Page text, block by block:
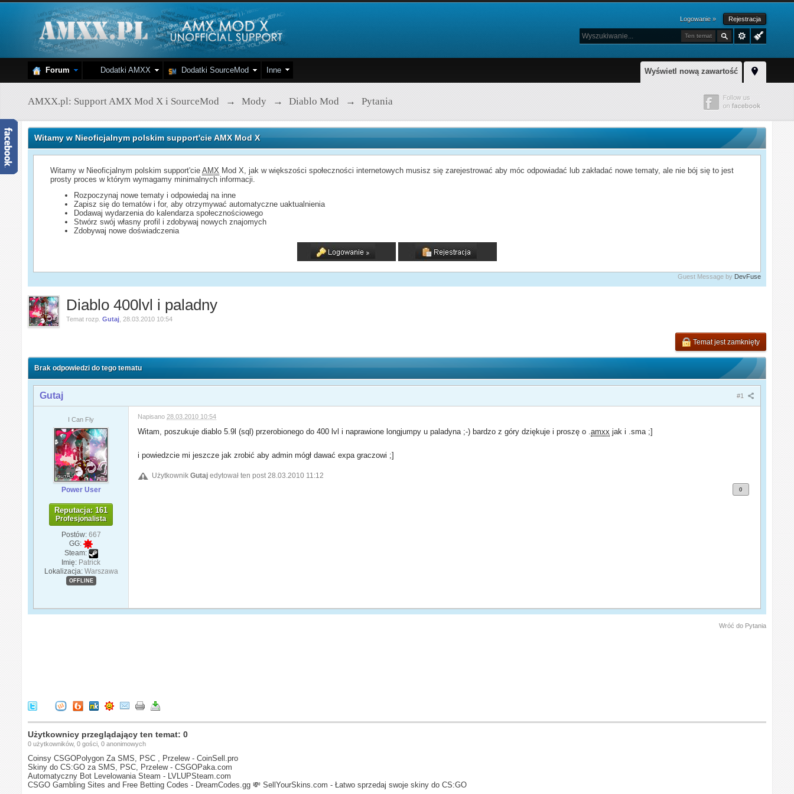
Logowanie » Rejestracja
Ten temat
Wyświetl nową zawartość
Forum Dodatki AMXX Dodatki SourceMod Inne
AMXX.pl: Support AMX Mod X i SourceMod → Mody → Diablo Mod → Pytania
Witamy w Nieoficjalnym polskim support'cie AMX Mod X
Witamy w Nieoficjalnym polskim support'cieAMX Mod X, jak w większości społeczności internetowych musisz się zarejestrować aby móc odpowiadać lub zakładać nowe tematy, ale nie bój się to jest
prosty proces w którym wymagamy minimalnych informacji.
Rozpoczynaj nowe tematy i odpowiedaj na inne
Zapisz się do tematów i for, aby otrzymywać automatyczne uaktualnienia
Dodawaj wydarzenia do kalendarza społecznościowego
Stwórz swój własny profil i zdobywaj nowych znajomych
Zdobywaj nowe doświadczenia
Guest Message by DevFuse
Diablo 400lvl i paladny
Temat rozp.Gutaj 28.03.2010 10:54
Temat jest zamknięty
Brak odpowiedzi do tego tematu
#1
Gutaj
I Can Fly
Power User
Reputacja: 161
Profesjonalista
Postów: 667
GG:
Steam:
Imię: Patrick
Lokalizacja: Warszawa
OFFLINE
Napisano 28.03.2010 10:54
Witam, poszukuje diablo 5.9l (sql) przerobionego do 400 lvl i naprawione longjumpy u paladyna ;-) bardzo z góry dziękuje i proszę o .amxx jak i .sma ;]
i powiedzcie mi jeszcze jak zrobić aby admin mógł dawać expa graczowi ;]
UżytkownikGutaj edytował ten post 28.03.2010 11:12
0
Wróć do Pytania
Użytkownicy przeglądający ten temat: 0
0 użytkowników, 0 gości, 0 anonimowych
Coinsy CSGOPolygon Za SMS, PSC , Przelew - CoinSell.pro
Skiny do CS:GO za SMS, PSC, Przelew - CSGOPaka.com
Automatyczny Bot Levelowania Steam - LVLUPSteam.com
CSGO Gambling Sites and Free Betting Codes - DreamCodes.gg 💸 SellYourSkins.com - Łatwo sprzedaj swoje skiny do CS:GO